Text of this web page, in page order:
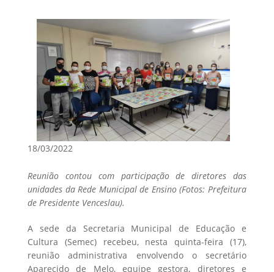
18/03/2022
Reunião contou com participação de diretores das
unidades da Rede Municipal de Ensino (Fotos: Prefeitura
de Presidente Venceslau).
A sede da Secretaria Municipal de Educação e
Cultura (Semec) recebeu, nesta quinta-feira (17),
reunião administrativa envolvendo o secretário
Aparecido de Melo, equipe gestora, diretores e